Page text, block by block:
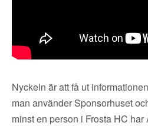
Nyckeln är att få ut
man använder Sponsorhuset
minst en person i Frosta HC